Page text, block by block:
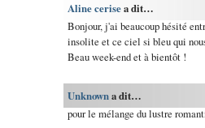
Aline cerisea dit…
Bonjour, j'ai beaucoup hésité
insolite et ce ciel si bleu qui
Beau week-end et à bientôt !
Unknowna dit…
pour le mélange du lustre